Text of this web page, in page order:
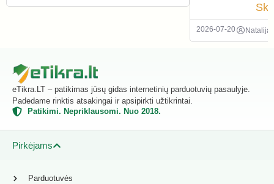
2026-07-20 Natalija
eTikra.LT – patikimas jūsų gidas internetinių parduotuvių pasaulyje.
Padedame rinktis atsakingai ir apsipirkti užtikrintai.
Patikimi. Nepriklausomi. Nuo 2018.
Pirkėjams
Parduotuvės